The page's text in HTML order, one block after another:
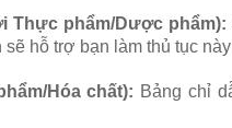
Thực phẩm/Dược phẩm):
hỗ trợ bạn làm thủ tục
Hóa chất): Bảng chỉ